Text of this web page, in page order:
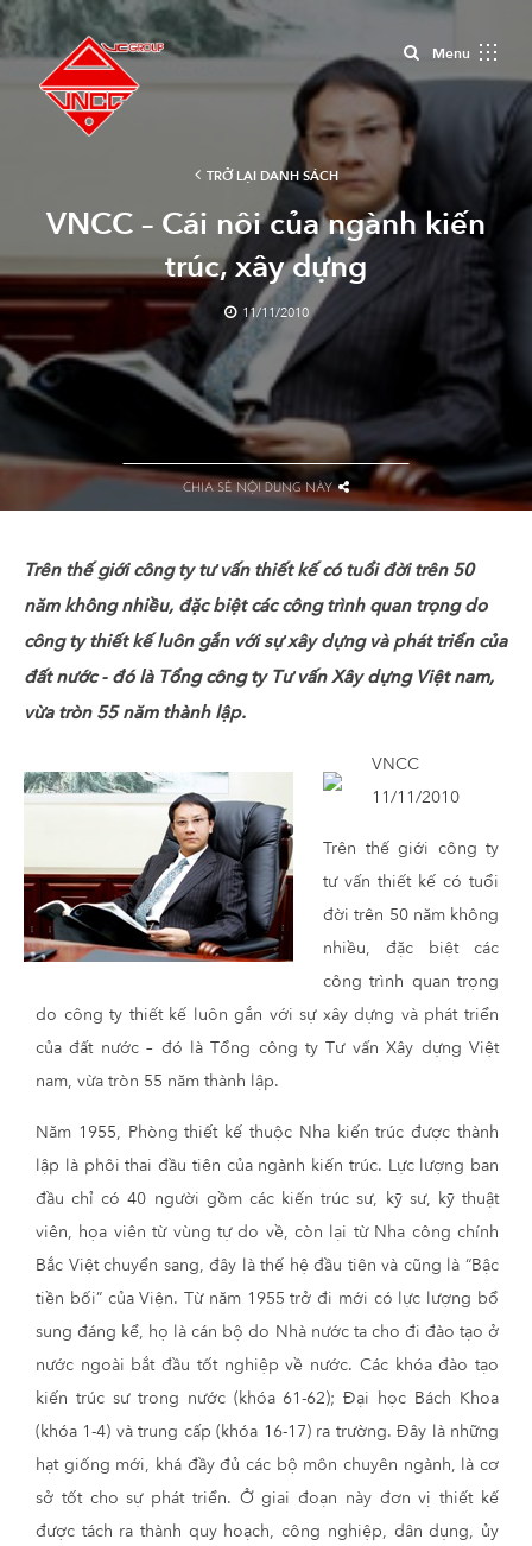
MenuClose
TRỞ LẠI DANH SÁCH
VNCC – Cái nôi của ngành kiến
trúc, xây dựng
11/11/2010
CHIA SẺ NỘI DUNG NÀY
Trên thế giới công ty tư vấn thiết kế có tuổi đời trên 50
năm không nhiều, đặc biệt các công trình quan trọng do
công ty thiết kế luôn gắn với sự xây dựng và phát triển của
đất nước - đó là Tổng công ty Tư vấn Xây dựng Việt nam,
vừa tròn 55 năm thành lập.
VNCC
11/11/2010
Trên thế giới công ty
tư vấn thiết kế có tuổi
đời trên 50 năm không
nhiều, đặc biệt các
công trình quan trọng
do công ty thiết kế luôn gắn với sự xây dựng và phát triển
của đất nước – đó là Tổng công ty Tư vấn Xây dựng Việt
nam, vừa tròn 55 năm thành lập.
Năm 1955, Phòng thiết kế thuộc Nha kiến trúc được thành
lập là phôi thai đầu tiên của ngành kiến trúc. Lực lượng ban
đầu chỉ có 40 người gồm các kiến trúc sư, kỹ sư, kỹ thuật
viên, họa viên từ vùng tự do về, còn lại từ Nha công chính
Bắc Việt chuyển sang, đây là thế hệ đầu tiên và cũng là “Bậc
tiền bối” của Viện. Từ năm 1955 trở đi mới có lực lượng bổ
sung đáng kể, họ là cán bộ do Nhà nước ta cho đi đào tạo ở
nước ngoài bắt đầu tốt nghiệp về nước. Các khóa đào tạo
kiến trúc sư trong nước (khóa 61-62); Đại học Bách Khoa
(khóa 1-4) và trung cấp (khóa 16-17) ra trường. Đây là những
hạt giống mới, khá đầy đủ các bộ môn chuyên ngành, là cơ
sở tốt cho sự phát triển. Ở giai đoạn này đơn vị thiết kế
được tách ra thành quy hoạch, công nghiệp, dân dụng, ủy